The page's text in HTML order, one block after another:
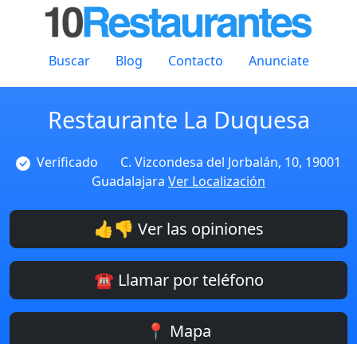
Buscar Blog Contacto Anunciate
Restaurante La Duquesa
Verificado
C. Vizcondesa del Jorbalán, 10, 19001
Guadalajara Ver Localización
👍👎 Ver las opiniones
☎️ Llamar por teléfono
📍 Mapa